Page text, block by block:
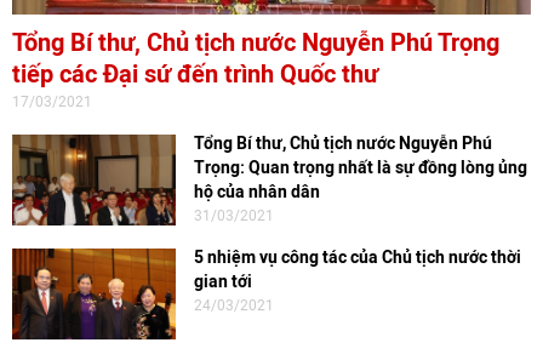
Tổng Bí thư, Chủ tịch nước Nguyễn Phú Trọng
tiếp các Đại sứ đến trình Quốc thư
17/03/2021
Tổng Bí thư, Chủ tịch nước Nguyễn Phú
Trọng: Quan trọng nhất là sự đồng lòng ủng
hộ của nhân dân
31/03/2021
5 nhiệm vụ công tác của Chủ tịch nước thời
gian tới
24/03/2021